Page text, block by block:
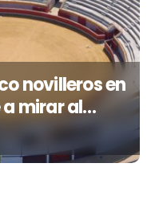
novilleros en
mirar al